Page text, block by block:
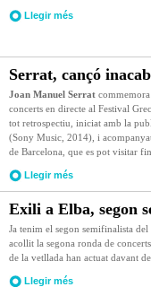
Llegir més
Serrat, cançó
Joan Manuel Serrat
concerts en directe al Festival
tot retrospectiu, iniciat amb la
(Sony Music, 2014), i
de Barcelona, que es pot visitar
Llegir més
Exili a Elba, segon
Ja tenim el segon semifinalista del
acollit la segona ronda de
de la vetllada han actuat davant
Llegir més